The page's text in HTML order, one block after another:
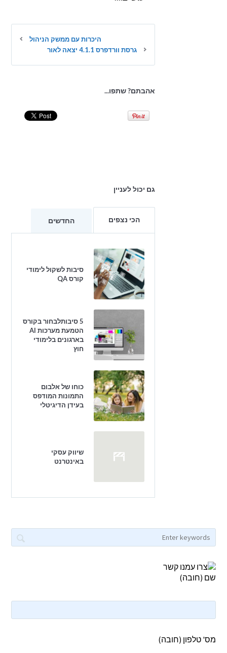
היכרות עם ממשק הניהול
גרסת וורדפרס 4.1.1 יצאה לאור
אהבתם? שתפו...
גם יכול לעניין
הכי נצפים החדשים
סיבות לשקול לימודי
קורס QA
5 סיבותלבחור בקורס
הטמעת מערכות AI
בארגונים בלימודי
חוץ
כוחו של אלבום
התמונות המודפס
בעידן הדיגיטלי
שיווק עסקי
באינטרנט
שם (חובה)
מס' טלפון (חובה)